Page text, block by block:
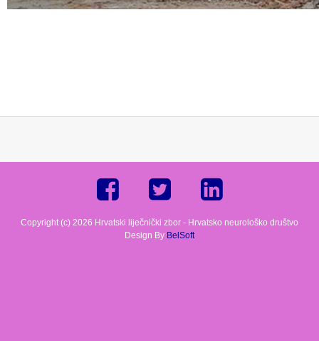
Copyright (c) 2026 Hrvatski liječnički zbor - Hrvatsko neurološko društvo
Design By BelSoft